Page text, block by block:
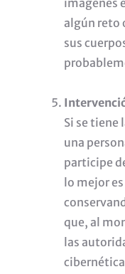
imágenes
algún reto
sus
Si se tiene
una
participe
lo mejor
que, al
las